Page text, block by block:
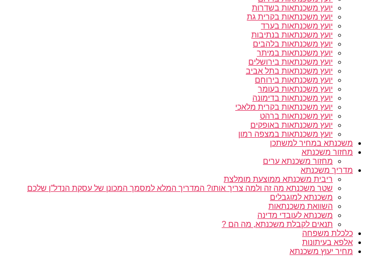
יועץ משכנתאות בשדרות
יועץ משכנתאות בקרית גת
יועץ משכנתאות בערד
יועץ משכנתאות בנתיבות
יועץ משכנתאות בלהבים
יועץ משכנתאות במיתר
יועץ משכנתאות בירושלים
יועץ משכנתאות בתל אביב
יועץ משכנתאות בירוחם
יועץ משכנתאות בעומר
יועץ משכנתאות בדימונה
יועץ משכנתאות בקרית מלאכי
יועץ משכנתאות ברהט
יועץ משכנתאות באופקים
יועץ משכנתאות במצפה רמון
משכנתא במחיר למשתכן
מחזור משכנתא
מחזור משכנתא ערים
מדריך משכנתא
ריבית משכנתא ממוצעת מומלצת
שטר משכנתא מה זה ולמה צריך אותו? המדריך המלא למסמך המכונן של עסקת הנדל”ן שלכם
משכנתא למוגבלים
השוואת משכנתאות
משכנתא לעובדי מדינה
תנאים לקבלת משכנתא, מה הם ?
כלכלת משפחה
אלפא בעיתונות
מחיר יעוץ משכנתא